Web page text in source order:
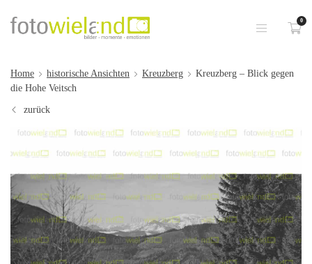
0
Home historische Ansichten Kreuzberg
Kreuzberg – Blick gegen
die Hohe Veitsch
zurück